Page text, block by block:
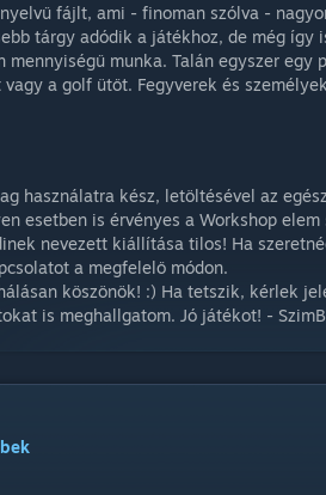
fájlt, ami - finoman szólva -
tárgy adódik a játékhoz, de még így
munka. Talán egyszer egy
a golf ütőt. Fegyverek és
használatra kész, letöltésével az
esetben is érvényes a Workshop
nevezett kiállítása tilos! Ha
a megfelelő módon.
köszönök! :) Ha tetszik, kérlek
is meghallgatom. Jó játékot! -